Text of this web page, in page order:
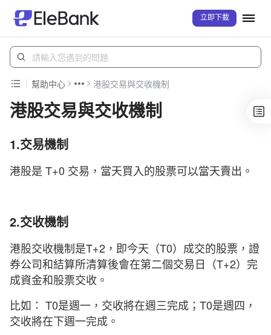
立即下載
幫助中心 港股交易與交收機制
港股交易與交收機制
1.交易機制
港股是 T+0 交易，當天買入的股票可以當天賣出。
2.交收機制
港股交收機制是T+2，即今天（T0）成交的股票，證
券公司和結算所清算後會在第二個交易日（T+2）完
成資金和股票交收。
比如： T0是週一，交收將在週三完成；T0是週四，
交收將在下週一完成。